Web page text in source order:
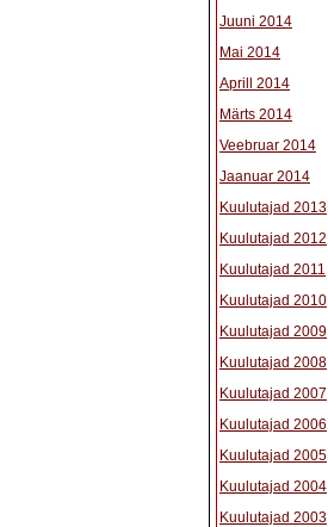
Juuni 2014
Mai 2014
Aprill 2014
Märts 2014
Veebruar 2014
Jaanuar 2014
Kuulutajad 2013
Kuulutajad 2012
Kuulutajad 2011
Kuulutajad 2010
Kuulutajad 2009
Kuulutajad 2008
Kuulutajad 2007
Kuulutajad 2006
Kuulutajad 2005
Kuulutajad 2004
Kuulutajad 2003